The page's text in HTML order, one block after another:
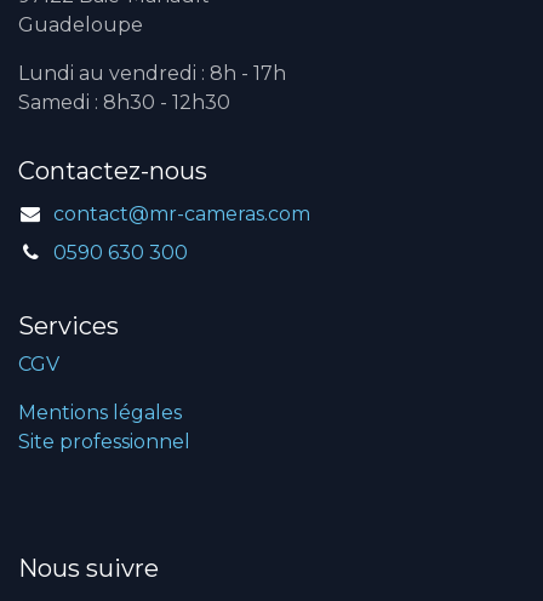
Guadeloupe
Lundi au vendredi : 8h - 17h
Samedi : 8h30 - 12h30
Contactez-nous
contact@mr-cameras.com
0590 630 300
Services
CGV
Mentions légales
Site professionnel
Nous suivre